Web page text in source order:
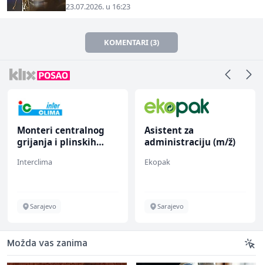
23.07.2026. u 16:23
KOMENTARI (3)
Monteri centralnog
grijanja i plinskih
Interclima
Sarajevo
Asistent za
administraciju (m/ž)
Ekopak
Sarajevo
Možda vas zanima